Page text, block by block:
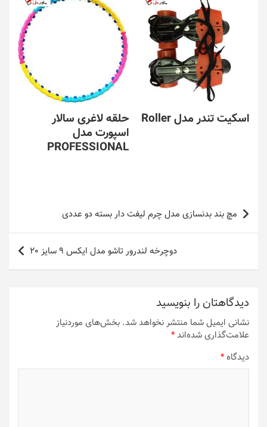
اسکیت تندر مدل Roller
حلقه لاغری سالار
اسپورت مدل
PROFESSIONAL
راهبری
نوشتهمچ بند بدنسازی مدل چرم لیفت دار بسته دو عددی
دوچرخه لندرور تاشو مدل ایکس 9 سایز 20
دیدگاهتان را بنویسید
نشانی ایمیل شما منتشر نخواهد شد. بخش‌های موردنیاز
علامت‌گذاری شده‌اند*
دیدگاه*